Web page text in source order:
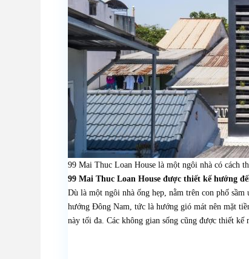
99 Mai Thuc Loan House là một ngôi nhà có cách
99 Mai Thuc Loan House được thiết kế hướng
Dù là một ngôi nhà ống hẹp, nằm trên con phố
hướng Đông Nam, tức là hướng gió mát nên mặt
này tối đa. Các không gian sống cũng được thiết